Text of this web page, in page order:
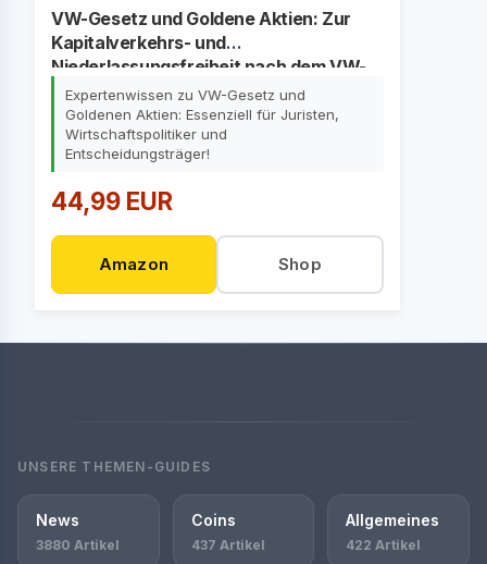
VW-Gesetz und Goldene Aktien: Zur
Kapitalverkehrs- und
Niederlassungsfreiheit nach dem VW-
Urteil des EuGH
Expertenwissen zu VW-Gesetz und
Goldenen Aktien: Essenziell für Juristen,
Wirtschaftspolitiker und
Entscheidungsträger!
44,99 EUR
Amazon Shop
UNSERE THEMEN-GUIDES
News
3880 Artikel
Coins
437 Artikel
Allgemeines
422 Artikel